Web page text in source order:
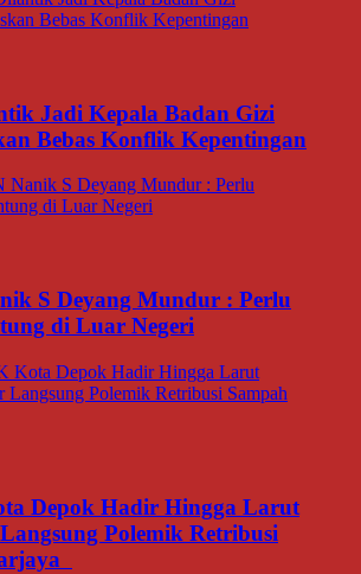
Jadi Kepala Badan Gizi
Bebas Konflik Kepentingan
S Deyang Mundur : Perlu
di Luar Negeri
Depok Hadir Hingga Larut
Polemik Retribusi